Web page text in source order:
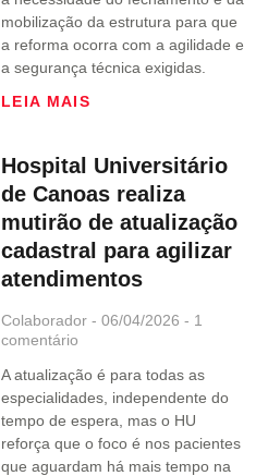
mobilização da estrutura para que
a reforma ocorra com a agilidade e
a segurança técnica exigidas.
LEIA MAIS
Hospital Universitário
de Canoas realiza
mutirão de atualização
cadastral para agilizar
atendimentos
Colaborador 06/04/2026
1
comentário
A atualização é para todas as
especialidades, independente do
tempo de espera, mas o HU
reforça que o foco é nos pacientes
que aguardam há mais tempo na